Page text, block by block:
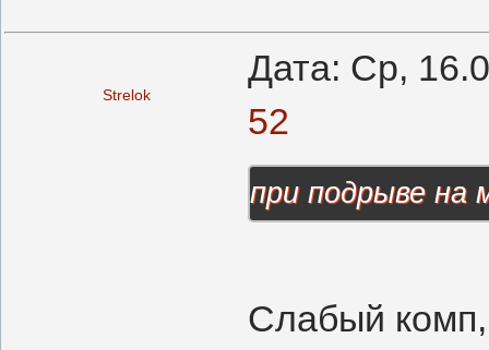
Strelok
Дата: Ср,
52
при подрыве на
Слабый